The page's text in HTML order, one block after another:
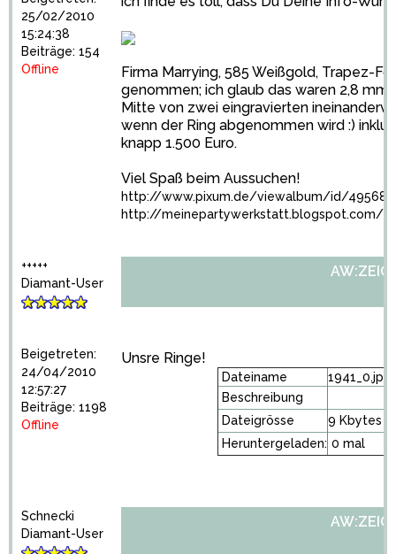
25/02/2010
15:24:38
Beiträge: 154
Offline
Firma Marrying, 585 Weißgold, Trapez-
genommen; ich glaub das waren 2,8
Mitte von zwei eingravierten
wenn der Ring abgenommen wird :)
knapp 1.500 Euro.
Viel Spaß beim Aussuchen!
http://www.pixum.de/viewalbum/id/
http://meinepartywerkstatt.blogspot.com/
+++++
Diamant-User
Beigetreten:
24/04/2010
12:57:27
Beiträge: 1198
Offline
Unsre Ringe!
Dateiname
1941_0.jpg
Beschreibung
Dateigrösse
9 Kbytes
Heruntergeladen: 0 mal
Schnecki
Diamant-User